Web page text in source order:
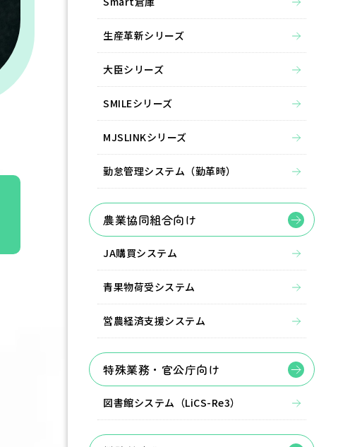
生産革新シリーズ
大臣シリーズ
SMILEシリーズ
MJSLINKシリーズ
勤怠管理システム（勤革時）
農業協同組合向け
JA購買システム
青果物荷受システム
営農経済支援システム
特殊業務・官公庁向け
図書館システム（LiCS-Re3）